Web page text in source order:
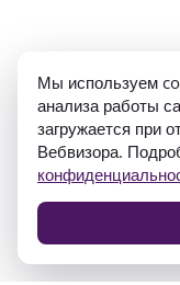
ИП Гуляев
Мы используем
анализа работы
загружается при
Вебвизора.